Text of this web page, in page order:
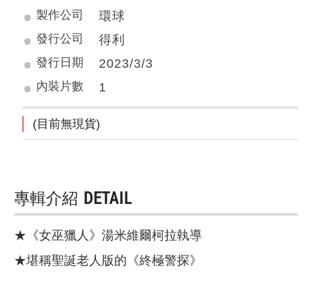
製作公司 環球
發行公司 得利
發行日期 2023/3/3
內裝片數 1
(目前無現貨)
專輯介紹 DETAIL
★《女巫獵人》湯米維爾柯拉執導
★堪稱聖誕老人版的《終極警探》